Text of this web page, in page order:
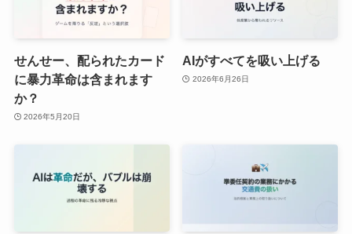
せんせー、配られたカード
に暴力革命は含まれます
か？
2026年5月20日
AIがすべてを吸い上げる
2026年6月26日